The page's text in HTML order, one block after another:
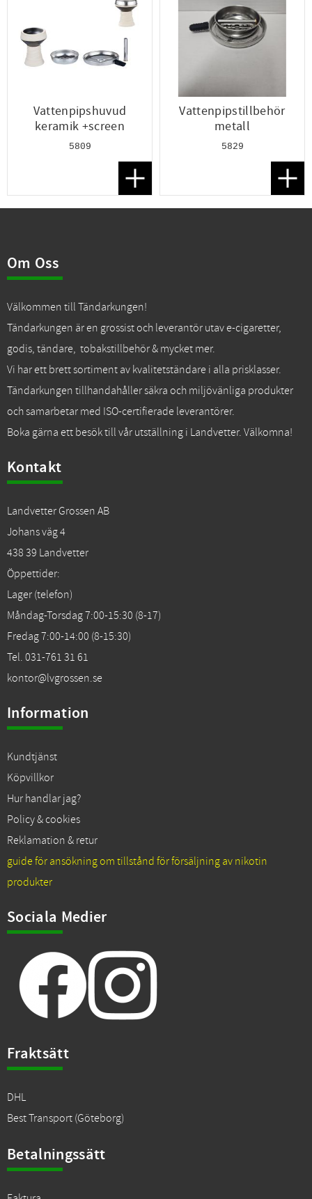
Vattenpipshuvud
keramik +screen
5809
Lägg till i favoriter
Vattenpipstillbehör
metall
5829
Om Oss
Välkommen till Tändarkungen!
Tändarkungen är en grossist och leverantör utav e-cigaretter,
godis, tändare, tobakstillbehör & mycket mer.
Vi har ett brett sortiment av kvalitetständare i alla prisklasser.
Tändarkungen tillhandahåller säkra och miljövänliga produkter
och samarbetar med ISO-certifierade leverantörer.
Boka gärna ett besök till vår utställning i Landvetter. Välkomna!
Kontakt
Landvetter Grossen AB
Johans väg 4
438 39 Landvetter
Öppettider:
Lager (telefon)
Måndag-Torsdag 7:00-15:30 (8-17)
Fredag 7:00-14:00 (8-15:30)
Tel. 031-761 31 61
kontor@lvgrossen.se
Information
Kundtjänst
Köpvillkor
Hur handlar jag?
Policy & cookies
Reklamation & retur
guide för ansökning om tillstånd för försäljning av nikotin
produkter
Sociala Medier
Fraktsätt
DHL
Best Transport (Göteborg)
Betalningssätt